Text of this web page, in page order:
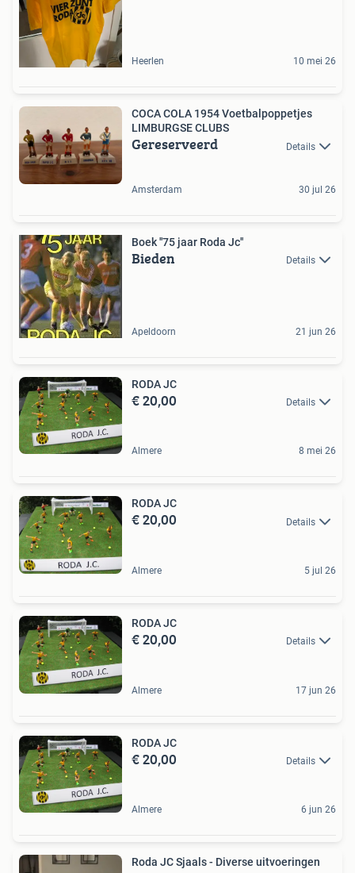
Heerlen 10 mei 26
COCA COLA 1954 Voetbalpoppetjes
LIMBURGSE CLUBS
Gereserveerd Details
Amsterdam 30 jul 26
Boek ''75 jaar Roda Jc''
Bieden Details
Apeldoorn 21 jun 26
RODA JC
€ 20,00 Details
Almere 8 mei 26
RODA JC
€ 20,00 Details
Almere 5 jul 26
RODA JC
€ 20,00 Details
Almere 17 jun 26
RODA JC
€ 20,00 Details
Almere 6 jun 26
Roda JC Sjaals - Diverse uitvoeringen